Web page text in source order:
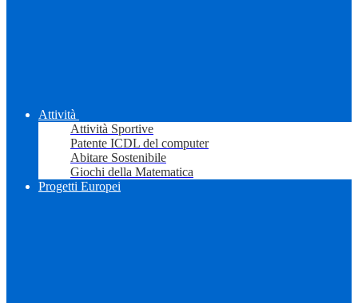
Attività
Attività Sportive
Patente ICDL del computer
Abitare Sostenibile
Giochi della Matematica
Progetti Europei